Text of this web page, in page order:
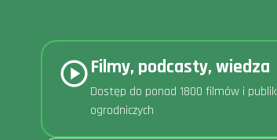
Filmy, podcasty, wiedza
Dostęp do ponad 1800 filmów i
ogrodniczych